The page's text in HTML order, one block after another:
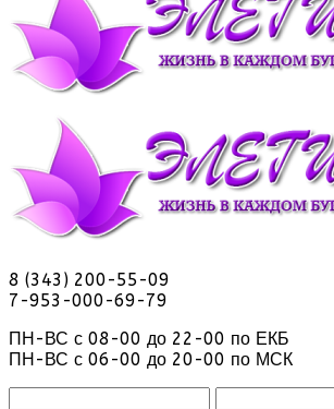
8 (343) 200-55-09
7-953-000-69-79
ПН-ВС с 08-00 до 22-00 по ЕКБ
ПН-ВС с 06-00 до 20-00 по МСК